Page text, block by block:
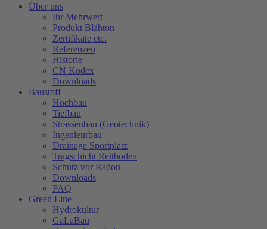
Über uns
Ihr Mehrwert
Produkt Blähton
Zertifikate etc.
Referenzen
Historie
CN Kodex
Downloads
Baustoff
Hochbau
Tiefbau
Strassenbau (Geotechnik)
Ingenieurbau
Drainage Sportplatz
Tragschicht Reitboden
Schutz vor Radon
Downloads
FAQ
Green Line
Hydrokultur
GaLaBau